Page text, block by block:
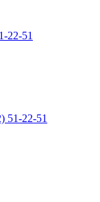
22-51
51-22-51